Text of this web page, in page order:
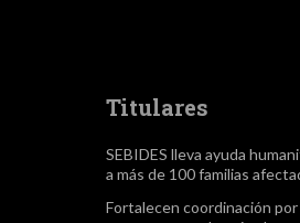
Titulares
SEBIDES lleva ayuda
a más de 100 familias
Fortalecen coordinación